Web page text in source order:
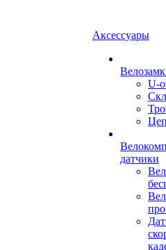
Аксессуары
U-
датчики